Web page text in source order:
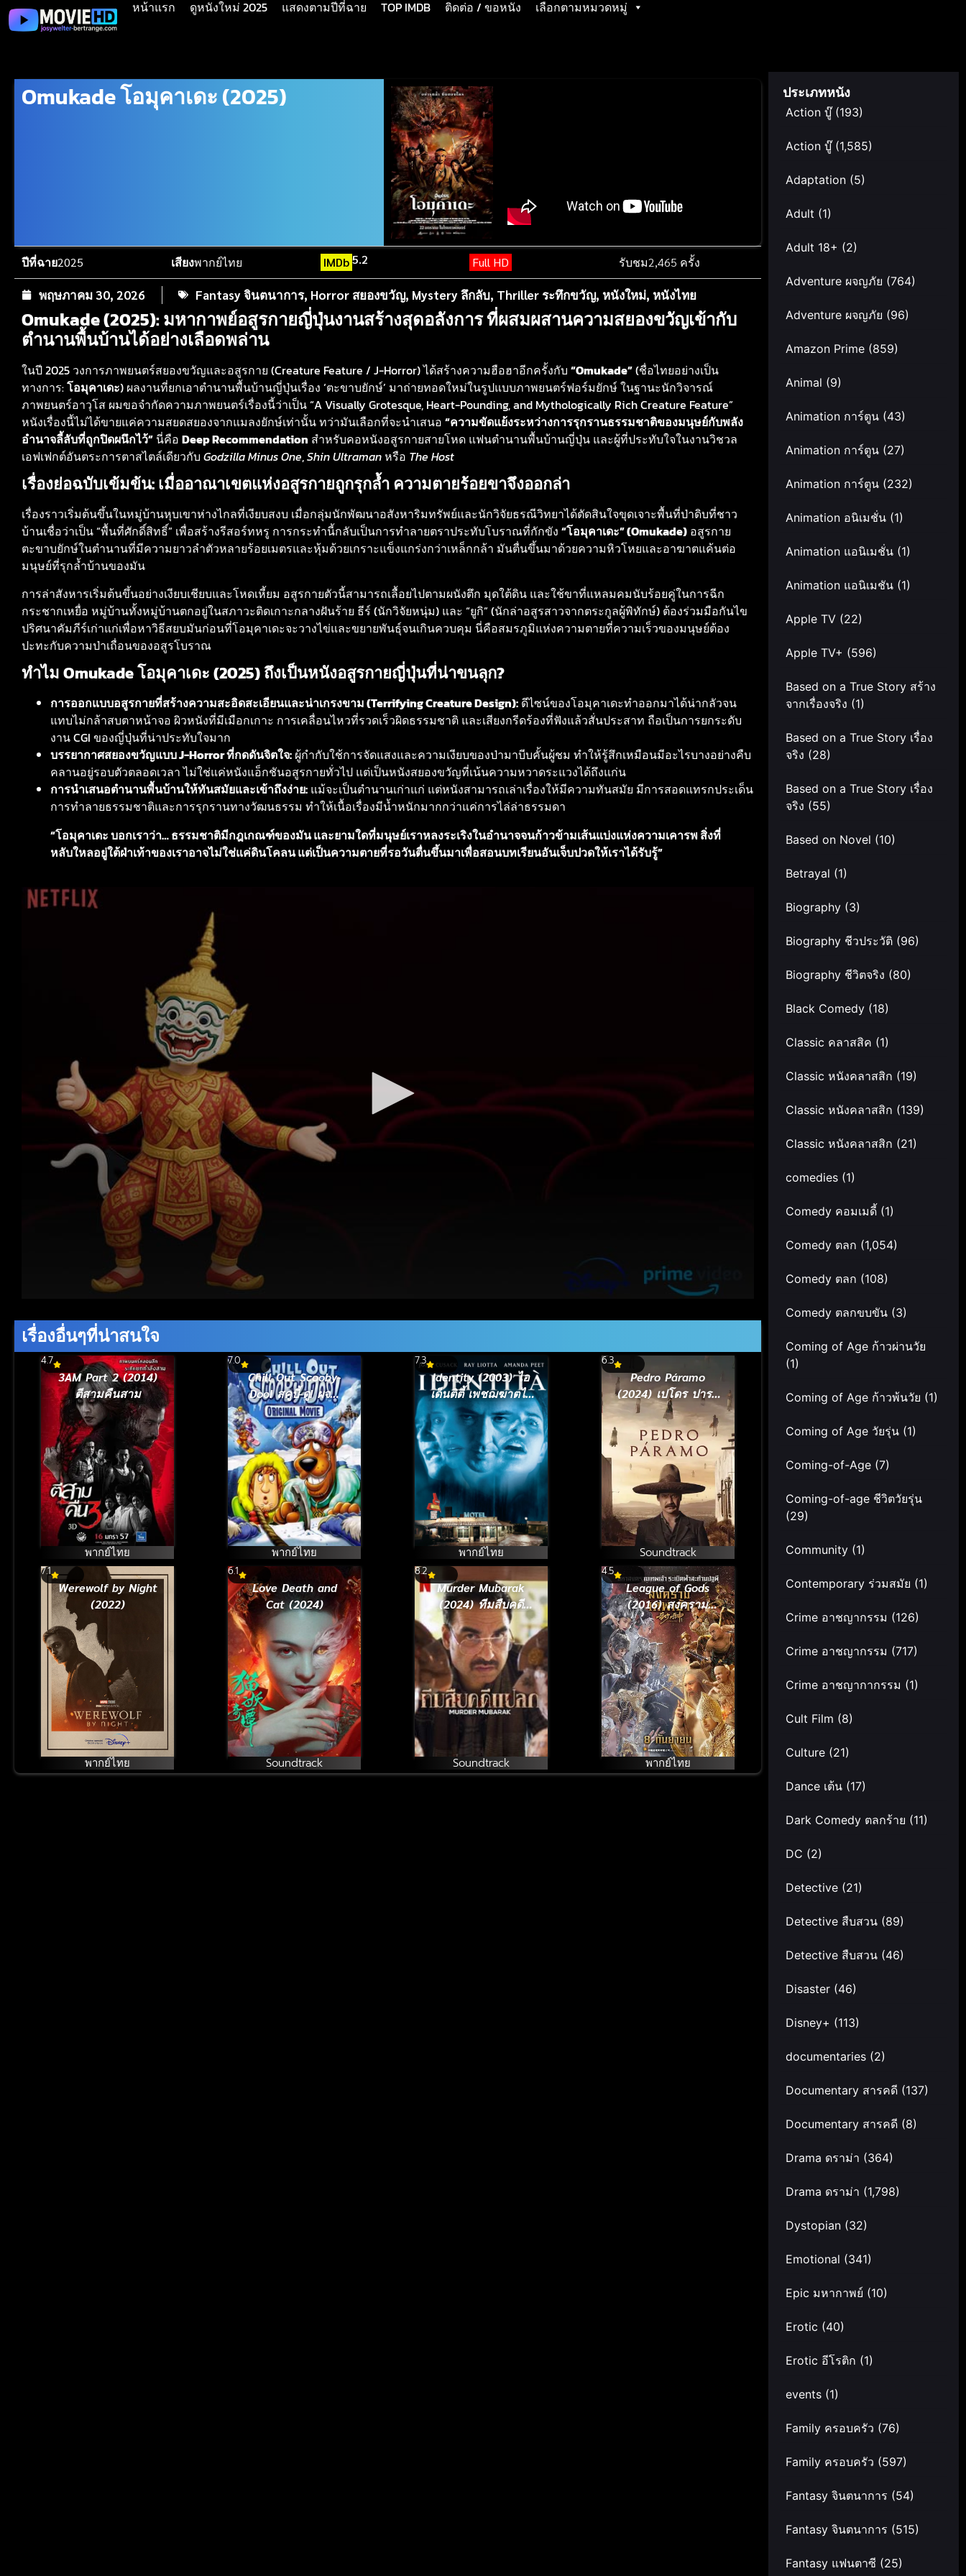
หน้าแรก ดูหนังใหม่ 2025 แสดงตามปีที่ฉาย TOP IMDB ติดต่อ / ขอหนัง เลือกตามหมวดหมู่
Omukade โอมุคาเดะ (2025)
ปีที่ฉาย2025 เสียงพากย์ไทย IMDb5.2 Full HD รับชม2,465 ครั้ง
พฤษภาคม 30, 2026 Fantasy จินตนาการ, Horror สยองขวัญ, Mystery ลึกลับ, Thriller ระทึกขวัญ, หนังใหม่, หนังไทย
Omukade (2025): มหากาพย์อสูรกายญี่ปุ่นงานสร้างสุดอลังการ ที่ผสมผสานความสยองขวัญเข้ากับ
ตำนานพื้นบ้านได้อย่างเลือดพล่าน
ในปี 2025 วงการภาพยนตร์สยองขวัญและอสูรกาย (Creature Feature / J-Horror) ได้สร้างความฮือฮาอีกครั้งกับ “Omukade”(ชื่อไทยอย่างเป็น
ทางการ:โอมุคาเดะ) ผลงานที่ยกเอาตำนานพื้นบ้านญี่ปุ่นเรื่อง ‘ตะขาบยักษ์’ มาถ่ายทอดใหม่ในรูปแบบภาพยนตร์ฟอร์มยักษ์ ในฐานะนักวิจารณ์
ภาพยนตร์อาวุโส ผมขอจำกัดความภาพยนตร์เรื่องนี้ว่าเป็น “A Visually Grotesque, Heart-Pounding, and Mythologically Rich Creature Feature”
หนังเรื่องนี้ไม่ได้ขายแค่ความสยดสยองจากแมลงยักษ์เท่านั้น ทว่ามันเลือกที่จะนำเสนอ “ความขัดแย้งระหว่างการรุกรานธรรมชาติของมนุษย์กับพลัง
อำนาจลี้ลับที่ถูกปิดผนึกไว้” นี่คือ Deep Recommendation สำหรับคอหนังอสูรกายสายโหด แฟนตำนานพื้นบ้านญี่ปุ่น และผู้ที่ประทับใจในงานวิชวล
เอฟเฟกต์อันตระการตาสไตล์เดียวกับ Godzilla Minus One,Shin Ultramanหรือ The Host
เรื่องย่อฉบับเข้มข้น: เมื่ออาณาเขตแห่งอสูรกายถูกรุกล้ำ ความตายร้อยขาจึงออกล่า
เรื่องราวเริ่มต้นขึ้นในหมู่บ้านหุบเขาห่างไกลที่เงียบสงบ เมื่อกลุ่มนักพัฒนาอสังหาริมทรัพย์และนักวิจัยธรณีวิทยาได้ตัดสินใจขุดเจาะพื้นที่ป่าดิบที่ชาว
บ้านเชื่อว่าเป็น “พื้นที่ศักดิ์สิทธิ์” เพื่อสร้างรีสอร์ทหรู การกระทำนี้กลับเป็นการทำลายตราประทับโบราณที่กักขัง “โอมุคาเดะ” (Omukade) อสูรกาย
ตะขาบยักษ์ในตำนานที่มีความยาวลำตัวหลายร้อยเมตรและหุ้มด้วยเกราะแข็งแกร่งกว่าเหล็กกล้า มันตื่นขึ้นมาด้วยความหิวโหยและอาฆาตแค้นต่อ
มนุษย์ที่รุกล้ำบ้านของมัน
การล่าสังหารเริ่มต้นขึ้นอย่างเงียบเชียบและโหดเหี้ยม อสูรกายตัวนี้สามารถเลื้อยไปตามผนังตึก มุดใต้ดิน และใช้ขาที่แหลมคมนับร้อยคู่ในการฉีก
กระชากเหยื่อ หมู่บ้านทั้งหมู่บ้านตกอยู่ในสภาวะติดเกาะกลางฝันร้าย ธีร์ (นักวิจัยหนุ่ม) และ “ยูกิ” (นักล่าอสูรสาวจากตระกูลผู้พิทักษ์) ต้องร่วมมือกันไข
ปริศนาคัมภีร์เก่าแก่เพื่อหาวิธีสยบมันก่อนที่โอมุคาเดะจะวางไข่และขยายพันธุ์จนเกินควบคุม นี่คือสมรภูมิแห่งความตายที่ความเร็วของมนุษย์ต้อง
ปะทะกับความป่าเถื่อนของอสูรโบราณ
ทำไม Omukade โอมุคาเดะ (2025) ถึงเป็นหนังอสูรกายญี่ปุ่นที่น่าขนลุก?
การออกแบบอสูรกายที่สร้างความสะอิดสะเอียนและน่าเกรงขาม (Terrifying Creature Design): ดีไซน์ของโอมุคาเดะทำออกมาได้น่ากลัวจน
แทบไม่กล้าสบตาหน้าจอ ผิวหนังที่มีเมือกเกาะ การเคลื่อนไหวที่รวดเร็วผิดธรรมชาติ และเสียงกรีดร้องที่ฟังแล้วสั่นประสาท ถือเป็นการยกระดับ
งาน CGI ของญี่ปุ่นที่น่าประทับใจมาก
บรรยากาศสยองขวัญแบบ J-Horror ที่กดดันจิตใจ: ผู้กำกับใช้การจัดแสงและความเงียบของป่ามาบีบคั้นผู้ชม ทำให้รู้สึกเหมือนมีอะไรบางอย่างคืบ
คลานอยู่รอบตัวตลอดเวลา ไม่ใช่แค่หนังแอ็กชันอสูรกายทั่วไป แต่เป็นหนังสยองขวัญที่เน้นความหวาดระแวงได้ถึงแก่น
การนำเสนอตำนานพื้นบ้านให้ทันสมัยและเข้าถึงง่าย: แม้จะเป็นตำนานเก่าแก่ แต่หนังสามารถเล่าเรื่องให้มีความทันสมัย มีการสอดแทรกประเด็น
การทำลายธรรมชาติและการรุกรานทางวัฒนธรรม ทำให้เนื้อเรื่องมีน้ำหนักมากกว่าแค่การไล่ล่าธรรมดา
“โอมุคาเดะ บอกเราว่า… ธรรมชาติมีกฎเกณฑ์ของมัน และยามใดที่มนุษย์เราหลงระเริงในอำนาจจนก้าวข้ามเส้นแบ่งแห่งความเคารพ สิ่งที่
หลับใหลอยู่ใต้ฝ่าเท้าของเราอาจไม่ใช่แค่ดินโคลน แต่เป็นความตายที่รอวันตื่นขึ้นมาเพื่อสอนบทเรียนอันเจ็บปวดให้เราได้รับรู้”
เรื่องอื่นๆที่น่าสนใจ
4.7
3AM Part 2 (2014)
ตีสามคืนสาม
พากย์ไทย
7.0
Chill Out Scooby-
Doo! สคูบี้-ดู! ผจญ
มนุษย์หิมะ (2007)
พากย์ไทย
7.3
Identity (2003) ไอ
เด็นติตี้ เพชฌฆาตไร้
เงา
พากย์ไทย
6.3
Pedro Páramo
(2024) เปโดร ปารา
มือ
Soundtrack
7.1
Werewolf by Night
(2022)
พากย์ไทย
6.1
Love Death and
Cat (2024)
Soundtrack
8.2
Murder Mubarak
(2024) ทีมสืบคดี
แปลก
Soundtrack
4.5
League of Gods
(2016) สงคราม
เทพเจ้า
พากย์ไทย
ประเภทหนัง
Action บู๊(193)
Action บู๊(1,585)
Adaptation (5)
Adult (1)
Adult 18+ (2)
Adventure ผจญภัย (764)
Adventure ผจญภัย (96)
Amazon Prime (859)
Animal (9)
Animation การ์ตูน (43)
Animation การ์ตูน (27)
Animation การ์ตูน (232)
Animation อนิเมชั่น (1)
Animation แอนิเมชั่น (1)
Animation แอนิเมชัน (1)
Apple TV (22)
Apple TV+ (596)
Based on a True Story สร้าง
จากเรื่องจริง (1)
Based on a True Story เรื่อง
จริง (28)
Based on a True Story เรื่อง
จริง (55)
Based on Novel (10)
Betrayal (1)
Biography (3)
Biography ชีวประวัติ (96)
Biography ชีวิตจริง (80)
Black Comedy (18)
Classic คลาสสิค (1)
Classic หนังคลาสสิก (19)
Classic หนังคลาสสิก (139)
Classic หนังคลาสสิก (21)
comedies (1)
Comedy คอมเมดี้ (1)
Comedy ตลก (1,054)
Comedy ตลก (108)
Comedy ตลกขบขัน (3)
Coming of Age ก้าวผ่านวัย
(1)
Coming of Age ก้าวพ้นวัย (1)
Coming of Age วัยรุ่น (1)
Coming-of-Age (7)
Coming-of-age ชีวิตวัยรุ่น
(29)
Community (1)
Contemporary ร่วมสมัย (1)
Crime อาชญากรรม (126)
Crime อาชญากรรม (717)
Crime อาชญากากรรม (1)
Cult Film (8)
Culture (21)
Dance เต้น (17)
Dark Comedy ตลกร้าย (11)
DC (2)
Detective (21)
Detective สืบสวน (89)
Detective สืบสวน (46)
Disaster (46)
Disney+ (113)
documentaries (2)
Documentary สารคดี (137)
Documentary สารคดี (8)
Drama ดราม่า (364)
Drama ดราม่า (1,798)
Dystopian (32)
Emotional (341)
Epic มหากาพย์ (10)
Erotic (40)
Erotic อีโรติก (1)
events (1)
Family ครอบครัว (76)
Family ครอบครัว (597)
Fantasy จินตนาการ (54)
Fantasy จินตนาการ (515)
Fantasy แฟนตาซี (25)